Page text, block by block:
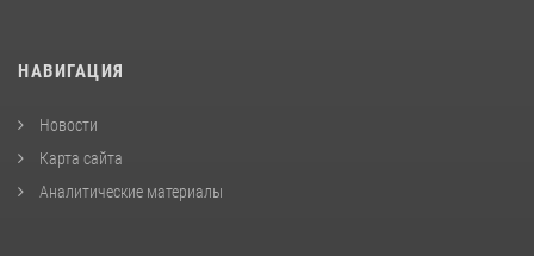
НАВИГАЦИЯ
Новости
Карта сайта
Аналитические материалы